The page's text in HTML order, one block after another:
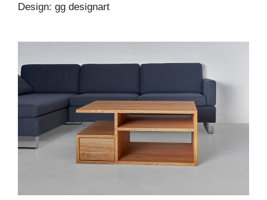
Design: gg designart